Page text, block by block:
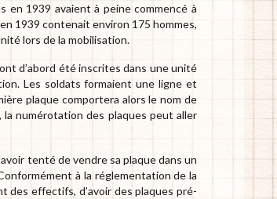
en 1939 avaient à peine commencé à
1939 contenait environ 175 hommes,
lors de la mobilisation.
d’abord été inscrites dans une unité
Les soldats formaient une ligne et
plaque comportera alors le nom de
numérotation des plaques peut aller
tenté de vendre sa plaque dans un
à la réglementation de la
des effectifs, d’avoir des plaques pré-